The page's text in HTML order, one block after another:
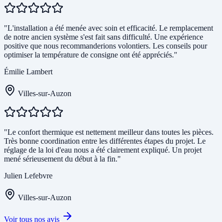
"L'installation a été menée avec soin et efficacité. Le remplacement
de notre ancien système s'est fait sans difficulté. Une expérience
positive que nous recommanderions volontiers. Les conseils pour
optimiser la température de consigne ont été appréciés."
Émilie Lambert
Villes-sur-Auzon
"Le confort thermique est nettement meilleur dans toutes les pièces.
Très bonne coordination entre les différentes étapes du projet. Le
réglage de la loi d'eau nous a été clairement expliqué. Un projet
mené sérieusement du début à la fin."
Julien Lefebvre
Villes-sur-Auzon
Voir tous nos avis